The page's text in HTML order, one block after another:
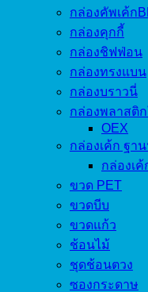
กล่องคัพเค้ก
กล่องคุกกี้
กล่องชิฟฟ่อน
กล่องทรงแบน
กล่องบราวนี่
กล่องพลาสติ
OEX
กล่องเค้ก ฐา
กล่องเ
ขวด PET
ขวดบีบ
ขวดแก้ว
ช้อนไม้
ชุดช้อนตวง
ซองกระดาษ